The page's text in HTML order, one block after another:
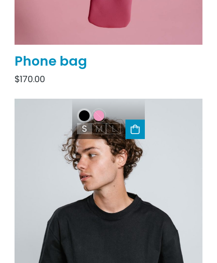
Phone bag
$170.00
S M L